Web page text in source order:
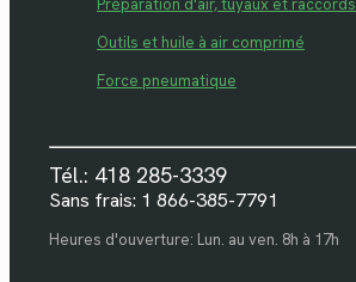
Outils et huile à air comprimé
Force pneumatique
Tél.: 418 285-3339
Sans frais: 1 866-385-7791
Heures d'ouverture: Lun. au ven. 8h à 17h